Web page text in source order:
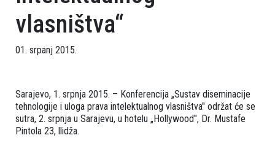
vlasništva“
01. srpanj 2015.
Sarajevo, 1. srpnja 2015. – Konferencija „Sustav diseminacije
tehnologije i uloga prava intelektualnog vlasništva" održat će se
sutra, 2. srpnja u Sarajevu, u hotelu „Hollywood", Dr. Mustafe
Pintola 23, llidža.